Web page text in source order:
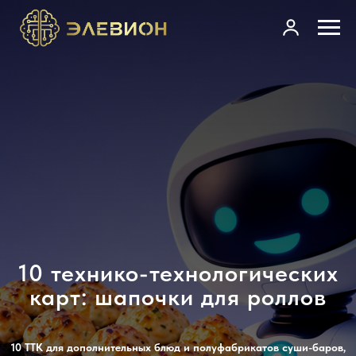
10 технико-технологических
карт: шапочки для роллов
10 ТТК для дополнительных блюд и полуфабрикатов суши-баров,